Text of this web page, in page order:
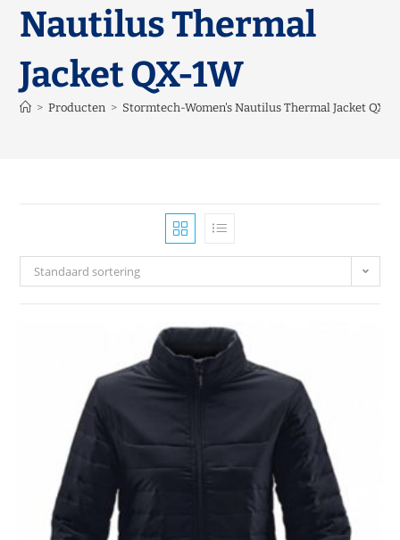
Nautilus Thermal
Jacket QX-1W
> Producten > Stormtech-Women's Nautilus Thermal Jacket QX-
Standaard sortering